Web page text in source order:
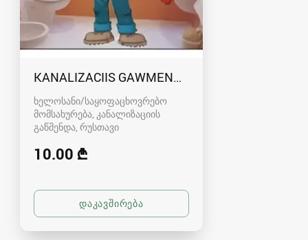
KANALIZACIIS GAWMENDA RUSTAVSHI -
ხელოსანი/საყოფაცხოვრებო
მომსახურება, კანალიზაციის
გაწმენდა რუსთავი
10.00 ₾